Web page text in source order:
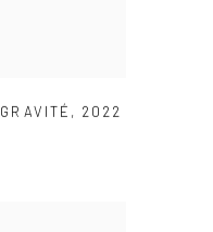
GRAVITÉ , 2022